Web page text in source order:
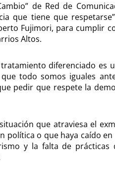
de Red de
que tiene que
Fujimori, para cumplir
Altos.
diferenciado es
todo somos iguales
pedir que respete la
que atraviesa el
política o que haya caído
y la falta de prácticas